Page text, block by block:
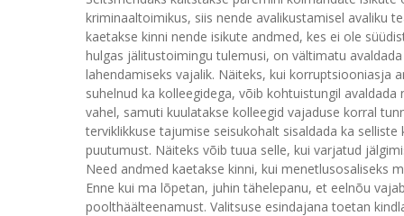
kriminaaltoimikus, siis nende avalikustamisel avaliku
kaetakse kinni nende isikute andmed, kes ei ole
hulgas jälitustoimingu tulemusi, on vältimatu
lahendamiseks vajalik. Näiteks, kui korruptsiooniasja
suhelnud ka kolleegidega, võib kohtuistungil
vahel, samuti kuulatakse kolleegid vajaduse korral
terviklikkuse tajumise seisukohalt sisaldada ka
puutumust. Näiteks võib tuua selle, kui varjatud
Need andmed kaetakse kinni, kui menetlusosaliseks
Enne kui ma lõpetan, juhin tähelepanu, et eelnõu
poolthäälteenamust. Valitsuse esindajana toetan